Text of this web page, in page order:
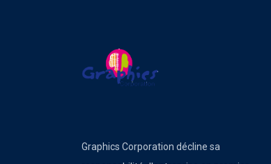
Graphics Corporation décline sa